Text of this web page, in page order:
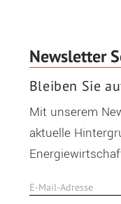
Newsletter
Bleiben Sie
Mit unserem
aktuelle